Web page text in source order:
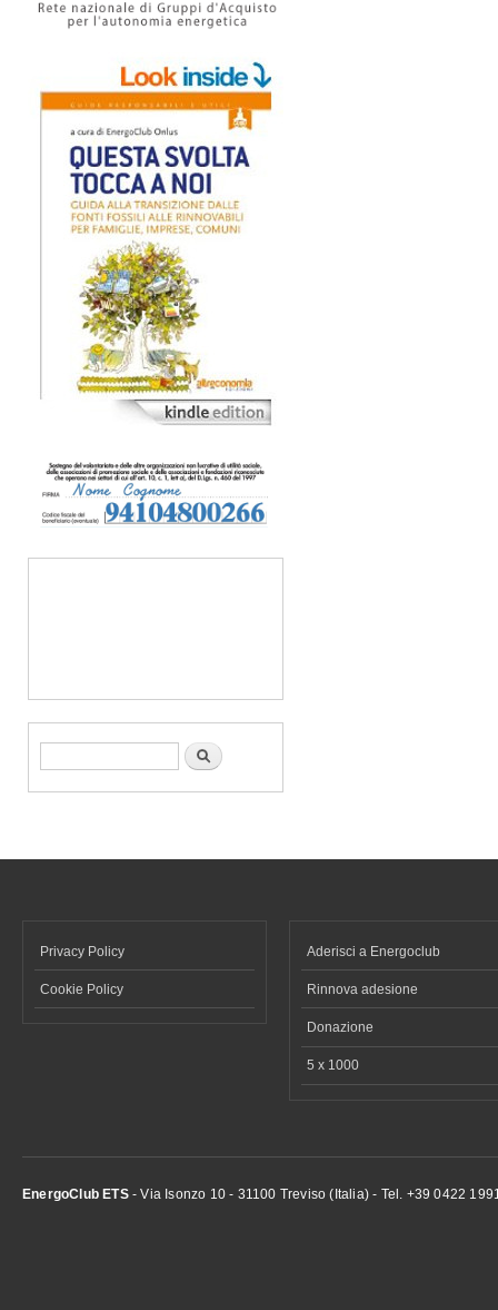
Form di ricerca Cerca
Privacy Policy
Cookie Policy
Aderisci a Energoclub
Rinnova adesione
Donazione
5 x 1000
EnergoClub ETS- Via Isonzo 10 - 31100 Treviso (Italia) - Tel. +39 0422